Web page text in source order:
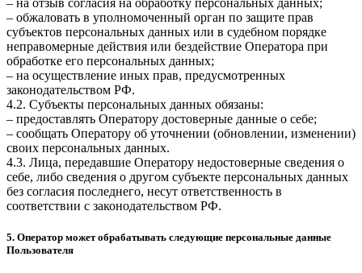
– обжаловать в уполномоченный орган по защите прав
субъектов персональных данных или в судебном порядке
неправомерные действия или бездействие Оператора при
обработке его персональных данных;
– на осуществление иных прав, предусмотренных
законодательством РФ.
4.2. Субъекты персональных данных обязаны:
– предоставлять Оператору достоверные данные о себе;
– сообщать Оператору об уточнении (обновлении, изменении)
своих персональных данных.
4.3. Лица, передавшие Оператору недостоверные сведения о
себе, либо сведения о другом субъекте персональных данных
без согласия последнего, несут ответственность в
соответствии с законодательством РФ.
5. Оператор может обрабатывать следующие персональные данные
Пользователя